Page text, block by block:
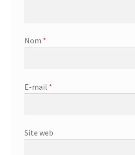
Nom *
E-mail *
Site web